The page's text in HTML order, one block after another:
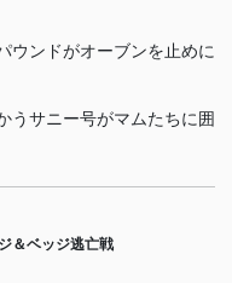
ウンドがオーブンを止めに
うサニー号がマムたちに囲
＆ベッジ逃亡戦